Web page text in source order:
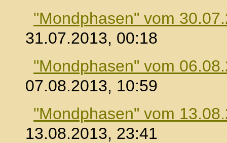
"Mondphasen" vom
31.07.2013, 00:18
"Mondphasen" vom
07.08.2013, 10:59
"Mondphasen" vom
13.08.2013, 23:41